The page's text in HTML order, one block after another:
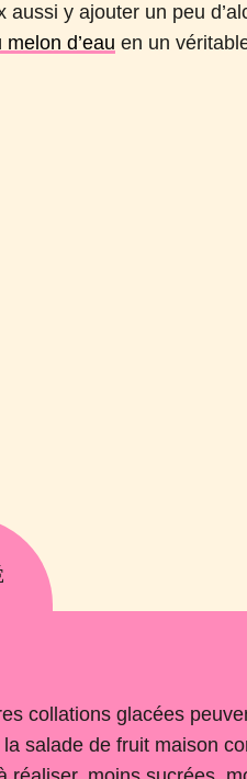
aussi y ajouter un peu
d’eau en un
collations glacées
salade de fruit maison